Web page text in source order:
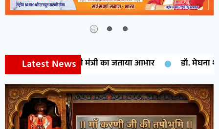
Latest News
मंत्री का जताया आभार डॉ. मेघना शर्मा को मिलेगा राष्ट्रीय